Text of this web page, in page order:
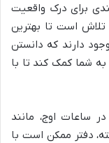
برای درک واقعیت
است تا بهترین
دارند که دانستن
به شما کمک کند تا با
ساعات اوج، مانند
دفتر ممکن است با